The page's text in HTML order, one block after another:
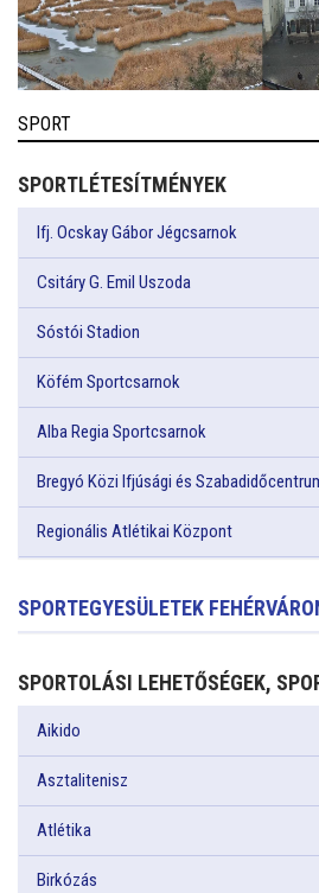
SPORT
SPORTLÉTESÍTMÉNYEK
Ifj. Ocskay Gábor Jégcsarnok
Csitáry G. Emil Uszoda
Sóstói Stadion
Köfém Sportcsarnok
Alba Regia Sportcsarnok
Bregyó Közi Ifjúsági és
Regionális Atlétikai Központ
SPORTEGYESÜLETEK
SPORTOLÁSI LEHETŐSÉGEK,
Aikido
Asztalitenisz
Atlétika
Birkózás